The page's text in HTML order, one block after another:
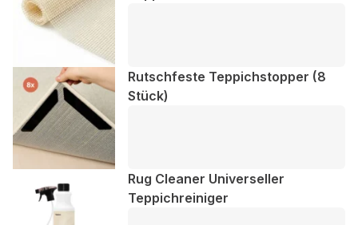
Rutschfeste Teppichstopper (8
Stück)
Rug Cleaner Universeller
Teppichreiniger
Meine Einstellungen speichern
Alle akzeptieren